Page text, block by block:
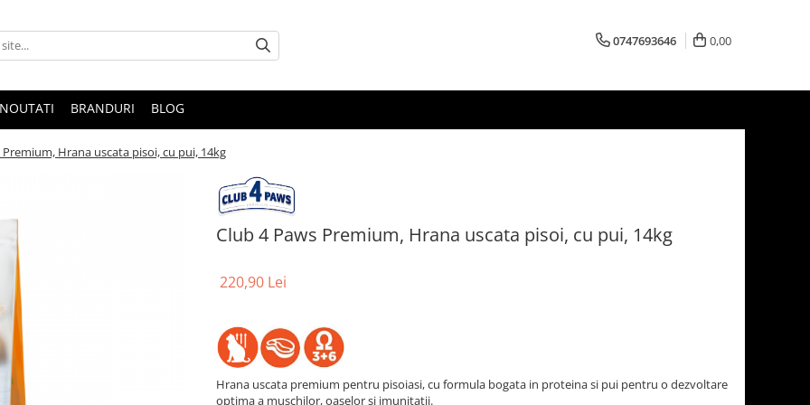
0747693646 0,00
NOUTATI BRANDURI BLOG
Premium, Hrana uscata pisoi, cu pui, 14kg
Club 4 Paws Premium, Hrana uscata pisoi, cu pui, 14kg
220,90 Lei
Hrana uscata premium pentru pisoiasi, cu formula bogata in proteina si pui pentru o dezvoltare
optima a muschilor, oaselor si imunitatii.